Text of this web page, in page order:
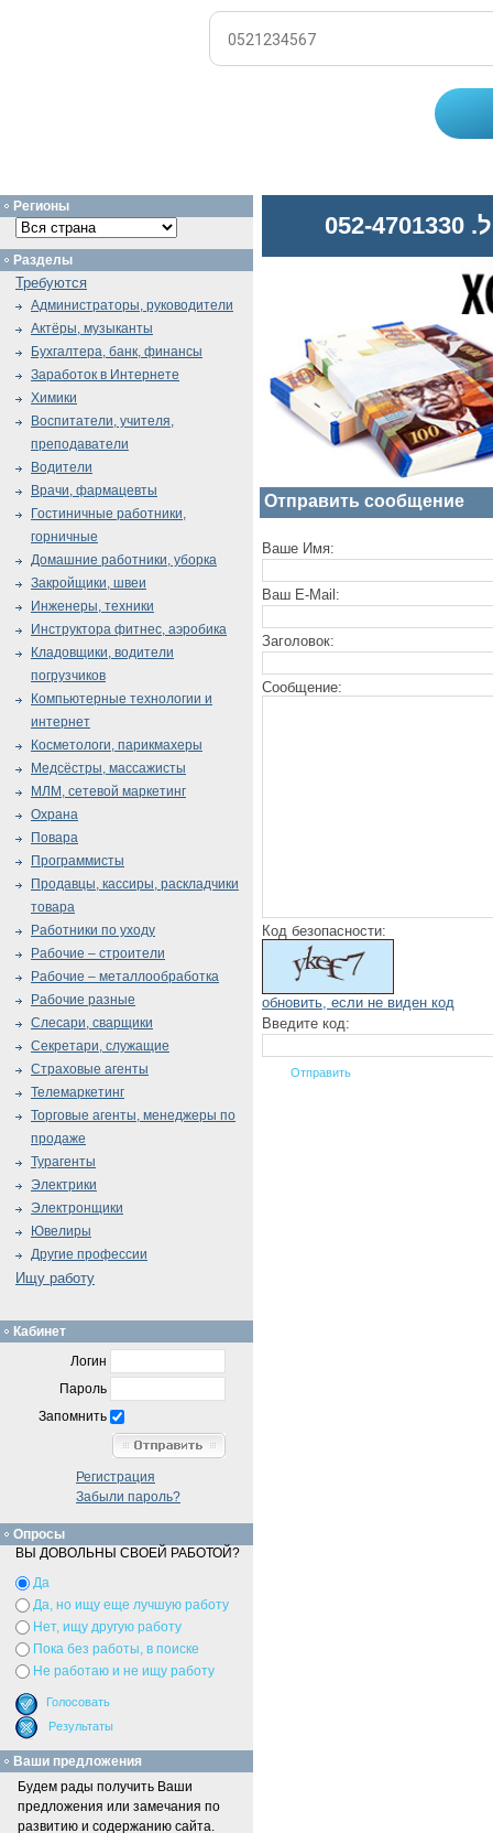
Отправить сообщение
Ваше Имя:
Ваш E-Mail:
Заголовок:
Сообщение:
Код безопасности:
обновить, если не виден код
Введите код:
Регионы
Разделы
Требуются
Администраторы, руководители
Актёры, музыканты
Бухгалтера, банк, финансы
Заработок в Интернете
Химики
Воспитатели, учителя,
преподаватели
Водители
Врачи, фармацевты
Гостиничные работники,
горничные
Домашние работники, уборка
Закройщики, швеи
Инженеры, техники
Инструктора фитнес, аэробика
Кладовщики, водители
погрузчиков
Компьютерные технологии и
интернет
Косметологи, парикмахеры
Медсёстры, массажисты
МЛМ, сетевой маркетинг
Охрана
Повара
Программисты
Продавцы, кассиры, раскладчики
товара
Работники по уходу
Рабочие – строители
Рабочие – металлообработка
Рабочие разные
Слесари, сварщики
Секретари, служащие
Страховые агенты
Телемаркетинг
Торговые агенты, менеджеры по
продаже
Турагенты
Электрики
Электронщики
Ювелиры
Другие профессии
Ищу работу
Кабинет
Логин
Пароль
Запомнить
Регистрация
Забыли пароль?
Опросы
ВЫ ДОВОЛЬНЫ СВОЕЙ РАБОТОЙ?
Да
Да, но ищу еще лучшую работу
Нет, ищу другую работу
Пока без работы, в поиске
Не работаю и не ищу работу
Ваши предложения
Будем рады получить Ваши
предложения или замечания по
развитию и содержанию сайта.